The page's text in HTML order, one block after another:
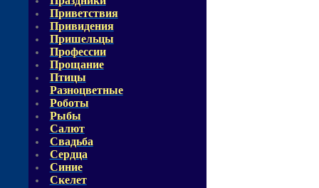
Приветствия
Привидения
Пришельцы
Профессии
Прощание
Птицы
Разноцветные
Роботы
Рыбы
Салют
Свадьба
Сердца
Синие
Скелет